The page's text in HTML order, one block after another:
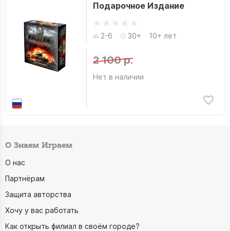
Подарочное Издание
2-6 30+ 10+ лет
2 100 р.
Нет в наличии
О Знаем Играем
О нас
Партнёрам
Защита авторства
Хочу у вас работать
Как открыть филиал в своём городе?